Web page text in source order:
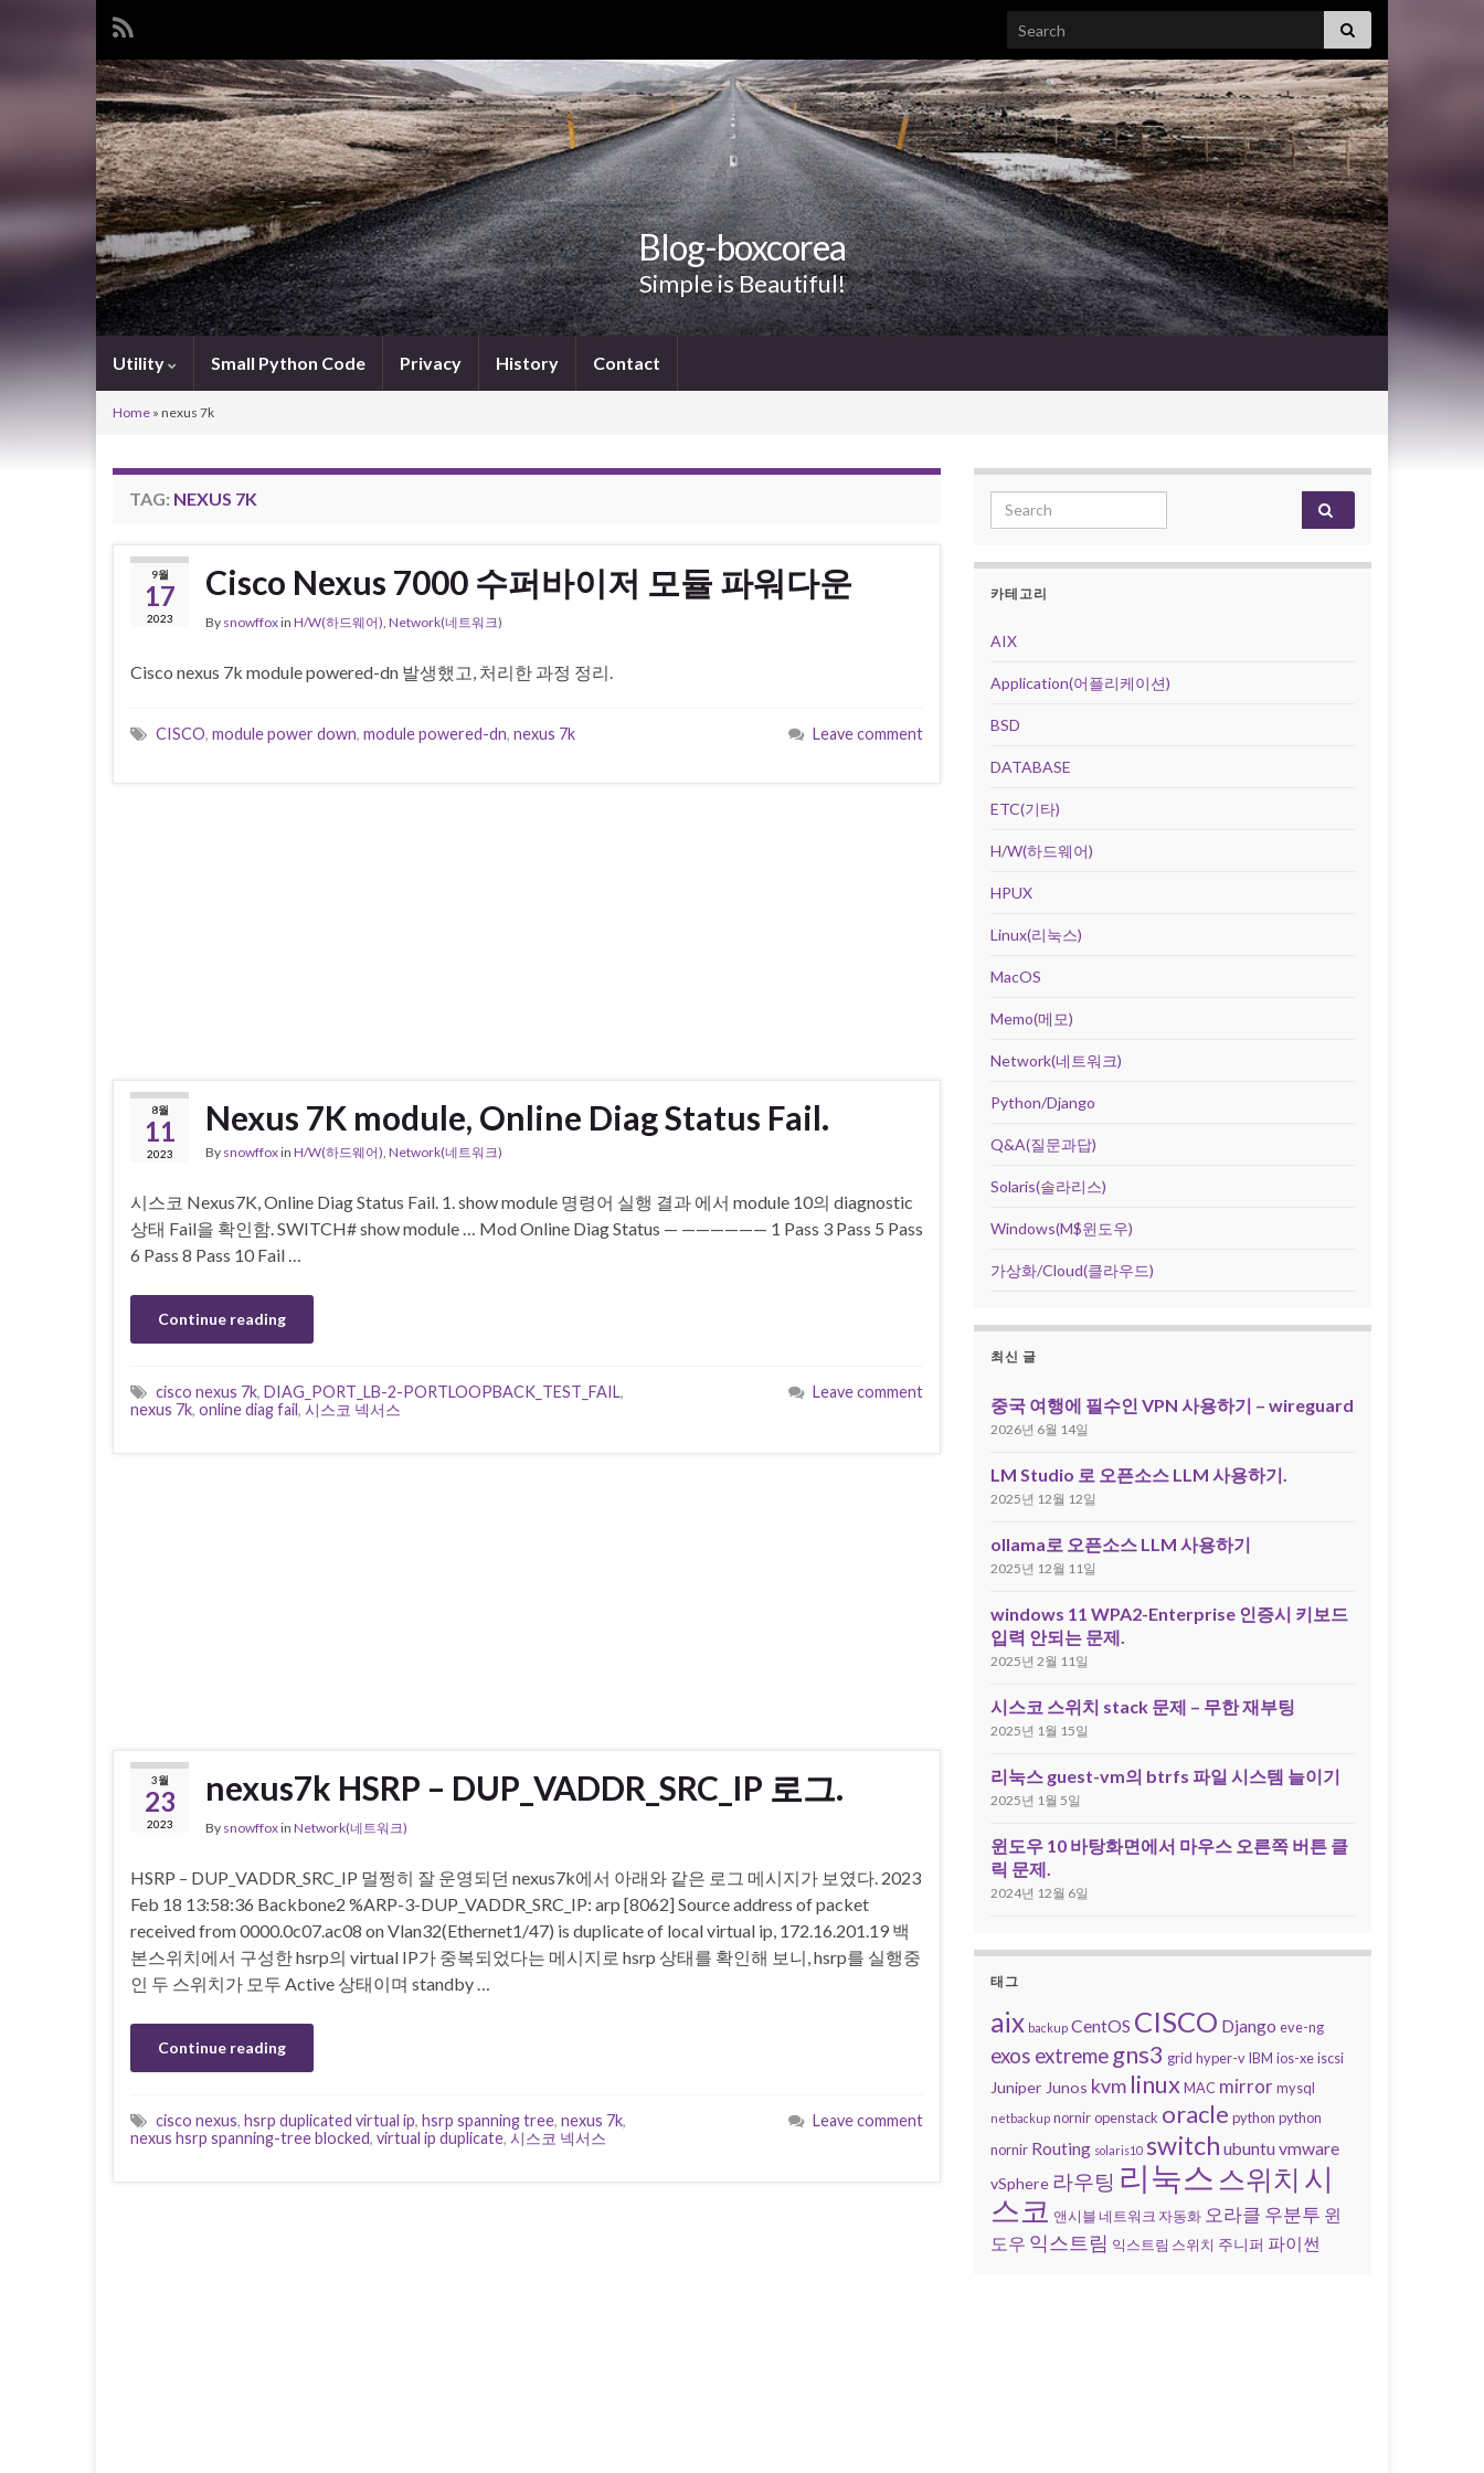
Search for:
Blog-boxcorea
Simple is Beautiful!
Utility Small Python Code Privacy History Contact
Home » nexus 7k
TAG: NEXUS 7K
9월
17
2023
Cisco Nexus 7000 수퍼바이저 모듈 파워다운
By snowffoxin H/W(하드웨어) Network(네트워크)
Cisco nexus 7k module powered-dn 발생했고, 처리한 과정 정리.
CISCO, module power down, module powered-dn, nexus 7k Leave comment
8월
11
2023
Nexus 7K module, Online Diag Status Fail.
By snowffoxin H/W(하드웨어), Network(네트워크)
시스코 Nexus7K, Online Diag Status Fail. 1. show module 명령어 실행 결과 에서 module 10의 diagnostic
상태 Fail을 확인함. SWITCH# show module … Mod Online Diag Status — —————— 1 Pass 3 Pass 5 Pass
6 Pass 8 Pass 10 Fail …
Continue reading
cisco nexus 7k, DIAG_PORT_LB-2-PORTLOOPBACK_TEST_FAIL,
nexus 7k, online diag fail, 시스코 넥서스
Leave comment
3월
23
2023
nexus7k HSRP – DUP_VADDR_SRC_IP 로그.
By snowffoxin Network(네트워크)
HSRP – DUP_VADDR_SRC_IP 멀쩡히 잘 운영되던 nexus7k에서 아래와 같은 로그 메시지가 보였다. 2023
Feb 18 13:58:36 Backbone2 %ARP-3-DUP_VADDR_SRC_IP: arp [8062] Source address of packet
received from 0000.0c07.ac08 on Vlan32(Ethernet1/47) is duplicate of local virtual ip, 172.16.201.19 백
본스위치에서 구성한 hsrp의 virtual IP가 중복되었다는 메시지로 hsrp 상태를 확인해 보니, hsrp를 실행중
인 두 스위치가 모두 Active 상태이며 standby …
Continue reading
cisco nexus, hsrp duplicated virtual ip, hsrp spanning tree, nexus 7k,
nexus hsrp spanning-tree blocked, virtual ip duplicate, 시스코 넥서스
Leave comment
Search for:
카테고리
AIX
Application(어플리케이션)
BSD
DATABASE
ETC(기타)
H/W(하드웨어)
HPUX
Linux(리눅스)
MacOS
Memo(메모)
Network(네트워크)
Python/Django
Q&A(질문과답)
Solaris(솔라리스)
Windows(M$윈도우)
가상화/Cloud(클라우드)
최신 글
중국 여행에 필수인 VPN 사용하기 – wireguard
2026년 6월 14일
LM Studio 로 오픈소스 LLM 사용하기.
2025년 12월 12일
ollama로 오픈소스 LLM 사용하기
2025년 12월 11일
windows 11 WPA2-Enterprise 인증시 키보드
입력 안되는 문제.
2025년 2월 11일
시스코 스위치 stack 문제 – 무한 재부팅
2025년 1월 15일
리눅스 guest-vm의 btrfs 파일 시스템 늘이기
2025년 1월 5일
윈도우 10 바탕화면에서 마우스 오른쪽 버튼 클
릭 문제.
2024년 12월 6일
태그
aix backup CentOS CISCO Django eve-ng
exos extreme gns3 grid hyper-vIBM ios-xeiscsi
Juniper Junos kvm linuxMAC mirror mysql
netbackup norniropenstack oracle python python
nornir Routing solaris10 switch ubuntuvmware
vSphere 라우팅 리눅스 스위치 시
스코 앤시블 네트워크 자동화 오라클 우분투 윈
도우 익스트림 익스트림 스위치 주니퍼 파이썬